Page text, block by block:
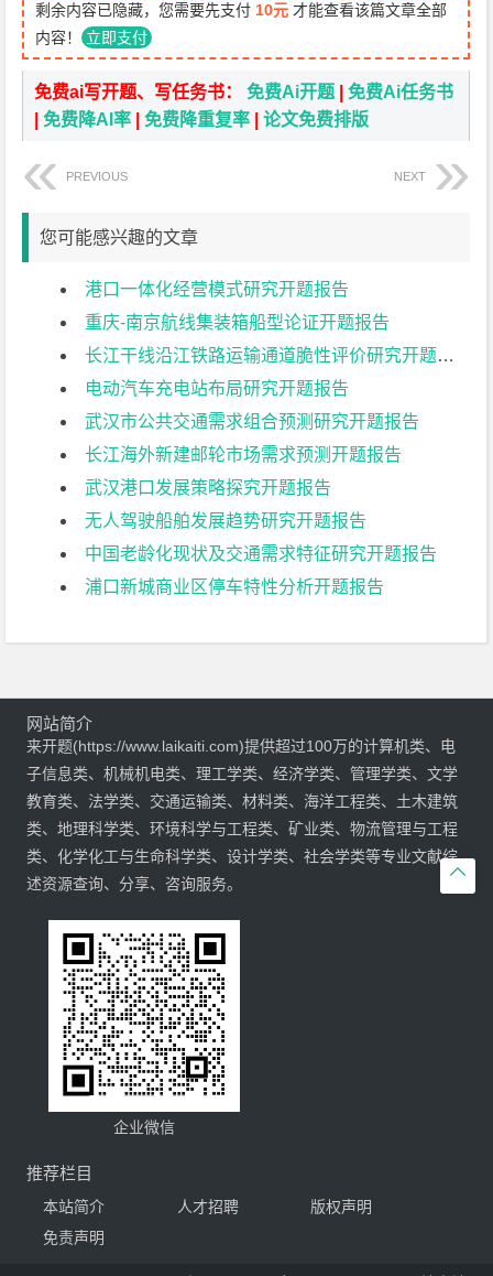
剩余内容已隐藏，您需要先支付 10元 才能查看该篇文章全部
内容！ 立即支付
免费ai写开题、写任务书：免费Ai开题 |免费Ai任务书
|免费降AI率 |免费降重复率 |论文免费排版
PREVIOUS NEXT
您可能感兴趣的文章
港口一体化经营模式研究开题报告
重庆-南京航线集装箱船型论证开题报告
长江干线沿江铁路运输通道脆性评价研究开题报告
电动汽车充电站布局研究开题报告
武汉市公共交通需求组合预测研究开题报告
长江海外新建邮轮市场需求预测开题报告
武汉港口发展策略探究开题报告
无人驾驶船舶发展趋势研究开题报告
中国老龄化现状及交通需求特征研究开题报告
浦口新城商业区停车特性分析开题报告

网站简介
来开题(https://www.laikaiti.com)提供超过100万的计算机类、电
子信息类、机械机电类、理工学类、经济学类、管理学类、文学
教育类、法学类、交通运输类、材料类、海洋工程类、土木建筑
类、地理科学类、环境科学与工程类、矿业类、物流管理与工程
类、化学化工与生命科学类、设计学类、社会学类等专业文献综
述资源查询、分享、咨询服务。
企业微信
推荐栏目
本站简介 人才招聘
版权声明
免责声明